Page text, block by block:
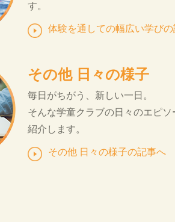
す。
体験を通しての幅広い学び
その他 日々の様子
毎日がちがう、新しい一日。
そんな学童クラブの日々のエピソ
紹介します。
その他 日々の様子の記事へ